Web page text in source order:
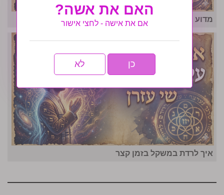
מדוע הישועה שלך מתעכבת?
איך לרדת במשקל בזמן קצר
האם את אשה?
אם את אישה - לחצי אישור
כן לא